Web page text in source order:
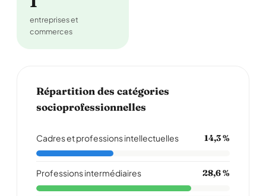
entreprises et
commerces
Répartition des catégories
socioprofessionnelles
Cadres et professions intellectuelles 14,3 %
Professions intermédiaires 28,6 %